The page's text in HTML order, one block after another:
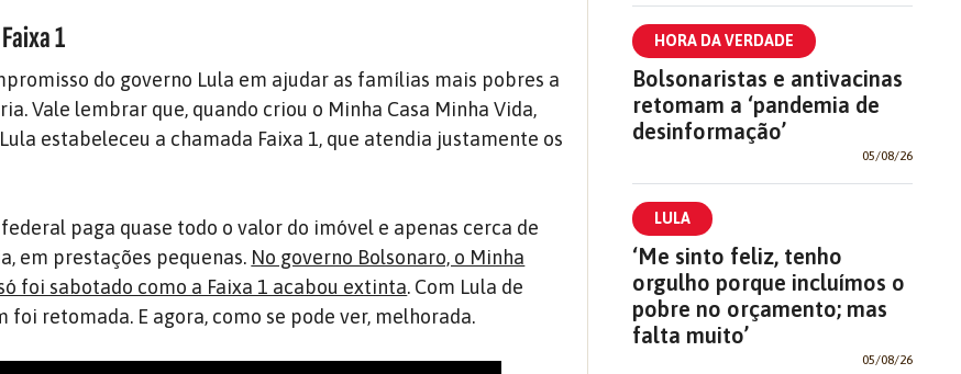
1
do governo Lula em ajudar as famílias mais pobres a
Vale lembrar que, quando criou o Minha Casa Minha Vida,
estabeleceu a chamada Faixa 1, que atendia justamente os
paga quase todo o valor do imóvel e apenas cerca de
em prestações pequenas. No governo Bolsonaro, o Minha
foi sabotado como a Faixa 1 acabou extinta. Com Lula de
foi retomada. E agora, como se pode ver, melhorada.
HORA DA VERDADE
Bolsonaristas e antivacinas
retomam a ‘pandemia de
desinformação’
05/08/26
LULA
‘Me sinto feliz, tenho
orgulho porque incluímos o
pobre no orçamento; mas
falta muito’
05/08/26